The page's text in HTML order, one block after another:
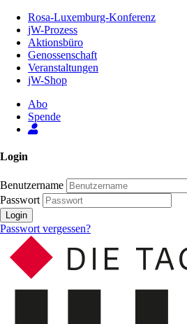
Inhalt
Seite
Rosa-Luxemburg-Konferenz
jW-Prozess
Aktionsbüro
Genossenschaft
Veranstaltungen
jW-Shop
Abo
Spende
Login
Benutzername
Passwort
Login
Passwort vergessen?